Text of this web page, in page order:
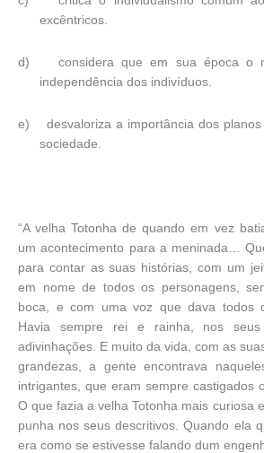
excêntricos.
d)
considera que em sua época o
independência dos indivíduos.
e)
desvaloriza a importância dos
sociedade.
“A velha Totonha de quando em vez
um acontecimento para a meninada…
para contar as suas histórias, com um
em nome de todos os personagens,
boca, e com uma voz que dava todos
Havia sempre rei e rainha, nos
adivinhações. E muito da vida, com as
grandezas, a gente encontrava
intrigantes, que eram sempre castigados
O que fazia a velha Totonha mais curiosa
punha nos seus descritivos. Quando ela
era como se estivesse falando dum